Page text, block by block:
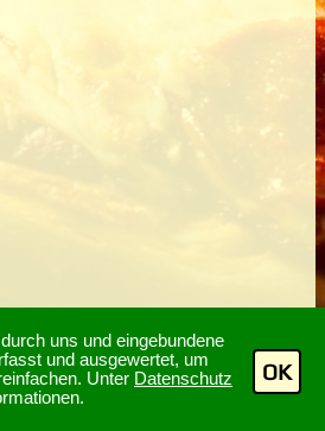
uns und eingebundene
und ausgewertet, um
Unter Datenschutz
OK